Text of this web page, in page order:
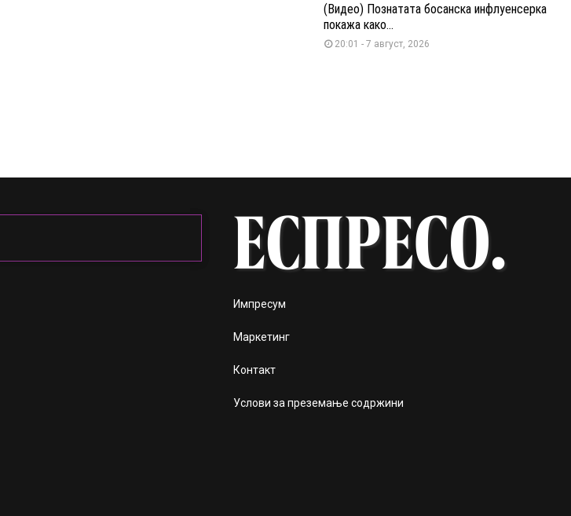
(Видео) Познатата босанска инфлуенсерка
покажа како...
20:01 - 7 август, 2026
Импресум
Маркетинг
Контакт
Услови за преземање содржини